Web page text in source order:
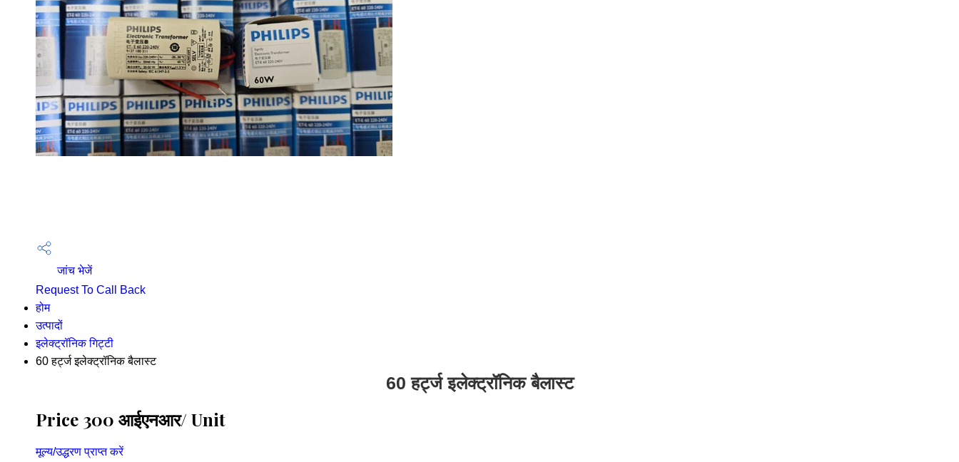
जांच भेजें
Request To Call Back
होम
उत्पादों
इलेक्ट्रॉनिक गिट्टी
60 हर्ट्ज इलेक्ट्रॉनिक बैलास्ट
60 हर्ट्ज इलेक्ट्रॉनिक बैलास्ट
Price 300 आईएनआर/ Unit
मूल्य/उद्धरण प्राप्त करें